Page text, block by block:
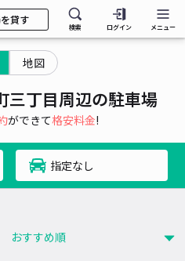
貸す
検索 ログイン メニュー
地図
三丁目周辺の駐車場
ができて格安料金!
指定なし